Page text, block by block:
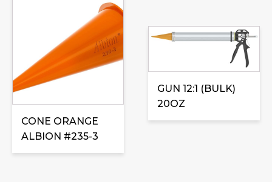
CONE ORANGE
ALBION #235-3
GUN 12:1 (BULK)
20OZ